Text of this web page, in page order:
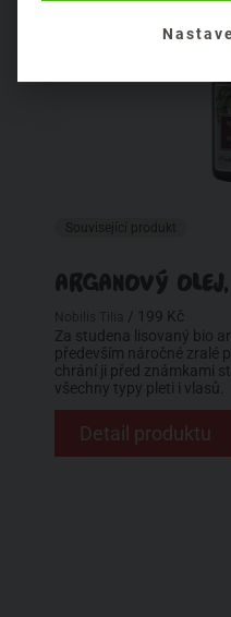
ARGANOVÝ
/ 199 Kč
Za studena lisovaný bio
především náročné zralé
chrání ji před známkami
všechny typy pleti i vlasů.
Detail produktu